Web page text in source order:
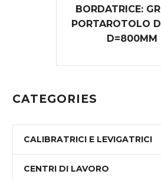
BORDATRICE:
PORTAROTOLO
D=800MM
CATEGORIES
CALIBRATRICI E LEVIGATRICI
CENTRI DI LAVORO